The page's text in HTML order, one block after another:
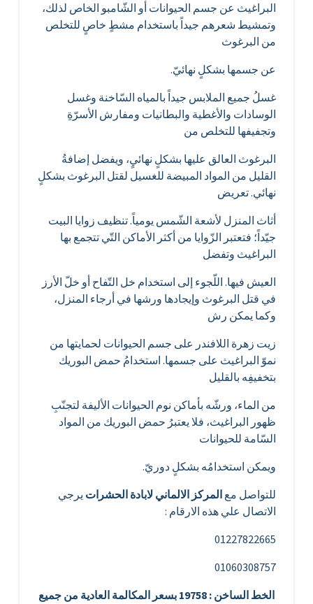
البراغيث عن جسم الحيوانات أو الشّامبو الخاص لذلك،
وتمشيط شعرهم جيداً باستخدام مشطٍ خاصٍ للتخلص
من البرغوث
عن جسمها بشكلٍ نهائيّ.
غسلُ جميع الملابس جيداً بالمياه السّاخنة وغسل
الوسادات والأغطية والبطانيات ومفارش الأسرّةِ
وتجفيفها للتخلص من
البرغوث العالق عليها بشكلٍ نهائيٍ، ويفضل إضافةُ
القليل من المواد المبيضة للغسيل لقتل البرغوث بشكلٍ
نهائي. تعريض
أثاث المنزل لأشعة الشّمس يومياً. تنظيف زوايا البيت
جيّداً؛ فتعتبر الزّوايا من أكثر الأماكن التّي تتجمع بها
البراغيث وتفضل
العيش فيها. اللّجوء إلى استخدام خل التّفاح أو خلّ الأرز
في قتل البرغوث وإيجادها ورشها في أرجاء المنزل،
وكما يمكن رش
زيت زهرة اللافندر على جسم الحيوانات لحمايتها من
نموّ البراغيث على جسمها. استخدامُ حمض البوريك
بتخفيفِه بالقليل
من الماء، ورشّه بأماكن نوم الحيوانات الأليفة لتجنّبِ
ظهور البراغيث، فلا يعتبرُ حمض البوريك من المواد
السّامة للحيوانات
ويمكن استخدامُه بشكلٍ دوريّ.
للتواصل معالمركز الالماني لابادة الحشراتيرجي
الاتصال علي هذه الارقام :
01227822665
01060308757
الخط الساخن : 19758 بسعر المكالمة العادية من جميع